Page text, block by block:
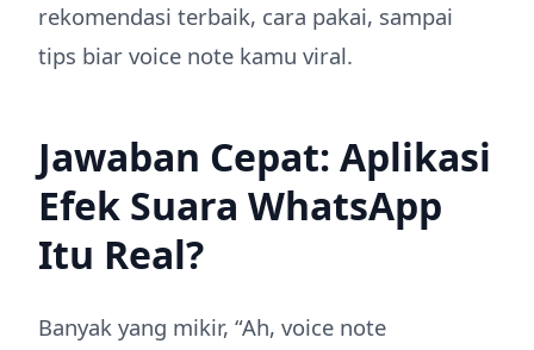
rekomendasi terbaik, cara pakai, sampai
tips biar voice note kamu viral.
Jawaban Cepat: Aplikasi
Efek Suara WhatsApp
Itu Real?
Banyak yang mikir, “Ah, voice note